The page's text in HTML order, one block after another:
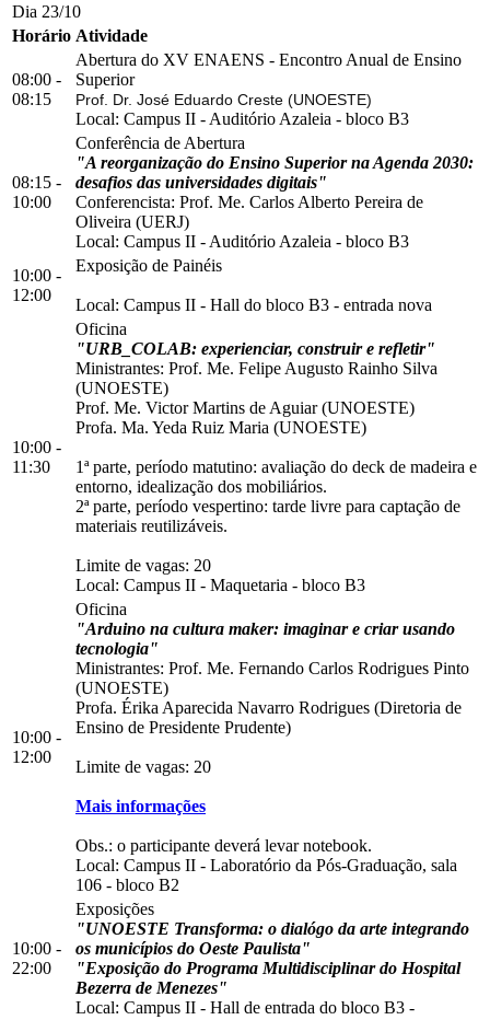
Dia 23/10
Horário Atividade
08:00 -
08:15
Abertura do XV ENAENS - Encontro Anual de Ensino
Superior
Prof. Dr. José Eduardo Creste (UNOESTE)
Local: Campus II - Auditório Azaleia - bloco B3
08:15 -
10:00
Conferência de Abertura
"A reorganização do Ensino Superior na Agenda 2030:
desafios das universidades digitais"
Conferencista: Prof. Me. Carlos Alberto Pereira de
Oliveira (UERJ)
Local: Campus II - Auditório Azaleia - bloco B3
10:00 -
12:00
Exposição de Painéis
Local: Campus II - Hall do bloco B3 - entrada nova
10:00 -
11:30
Oficina
"URB_COLAB: experienciar, construir e refletir"
Ministrantes: Prof. Me. Felipe Augusto Rainho Silva
(UNOESTE)
Prof. Me. Victor Martins de Aguiar (UNOESTE)
Profa. Ma. Yeda Ruiz Maria (UNOESTE)
1ª parte, período matutino: avaliação do deck de madeira e
entorno, idealização dos mobiliários.
2ª parte, período vespertino: tarde livre para captação de
materiais reutilizáveis.
Limite de vagas: 20
Local: Campus II - Maquetaria - bloco B3
10:00 -
12:00
Oficina
"Arduino na cultura maker: imaginar e criar usando
tecnologia"
Ministrantes: Prof. Me. Fernando Carlos Rodrigues Pinto
(UNOESTE)
Profa. Érika Aparecida Navarro Rodrigues (Diretoria de
Ensino de Presidente Prudente)
Limite de vagas: 20
Mais informações
Obs.: o participante deverá levar notebook.
Local: Campus II - Laboratório da Pós-Graduação, sala
106 - bloco B2
10:00 -
22:00
Exposições
"UNOESTE Transforma: o dialógo da arte integrando
os municípios do Oeste Paulista"
"Exposição do Programa Multidisciplinar do Hospital
Bezerra de Menezes"
Local: Campus II - Hall de entrada do bloco B3 -